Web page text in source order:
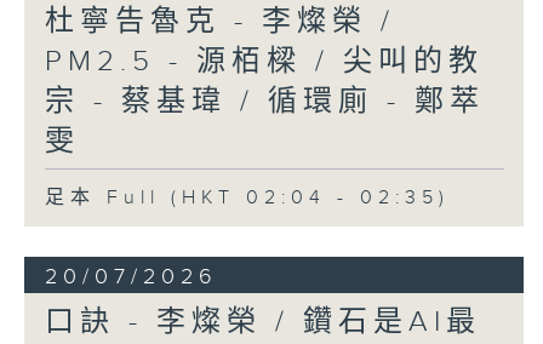
杜寧告魯克 - 李燦榮 /
PM2.5 - 源栢樑 / 尖叫的教
宗 - 蔡基瑋 / 循環廁 - 鄭萃
雯
足本 Full (HKT 02:04 - 02:35)
20/07/2026
口訣 - 李燦榮 / 鑽石是AI最